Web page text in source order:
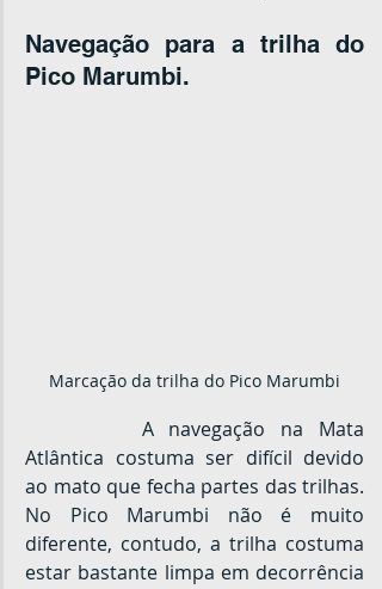
Navegação para a trilha do
Pico Marumbi.
Marcação da trilha do Pico Marumbi
Atlântica costuma ser difícil devido
ao mato que fecha partes das trilhas.
No Pico Marumbi não é muito
diferente, contudo, a trilha costuma
estar bastante limpa em decorrência